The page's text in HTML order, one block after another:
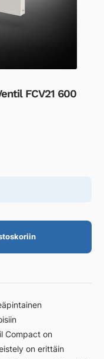
FCV21 600
Compact on
on erittäin